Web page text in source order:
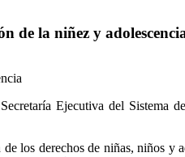
de la niñez y
Ejecutiva del Sistema
los derechos de niñas, niños y